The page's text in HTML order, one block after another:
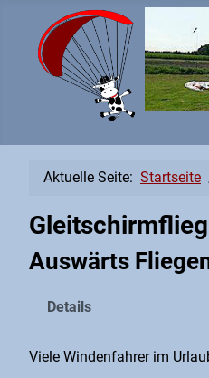
Aktuelle Seite: Startseite
Auswärts
Details
Viele Windenfahrer im